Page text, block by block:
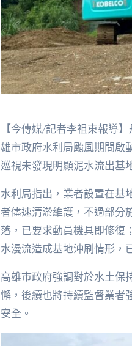
【今傳媒/記者李祖東報導
雄市政府水利局颱風期間啟
巡視未發現明顯泥水流出基
水利局指出，業者設置在基
者儘速清淤維護，不過部分
落，已要求動員機具即修復
水漫流造成基地沖刷情形，
高雄市政府強調對於水土保
懈，後續也將持續監督業者
安全。